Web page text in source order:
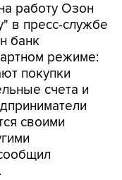
работу Озон
в пресс-службе
банк
режиме:
покупки
счета и
своими